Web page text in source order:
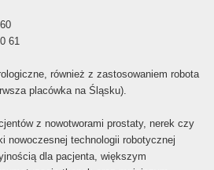
61
również z zastosowaniem robota
placówka na Śląsku).
z nowotworami prostaty, nerek czy
nowoczesnej technologii robotycznej
dla pacjenta, większym